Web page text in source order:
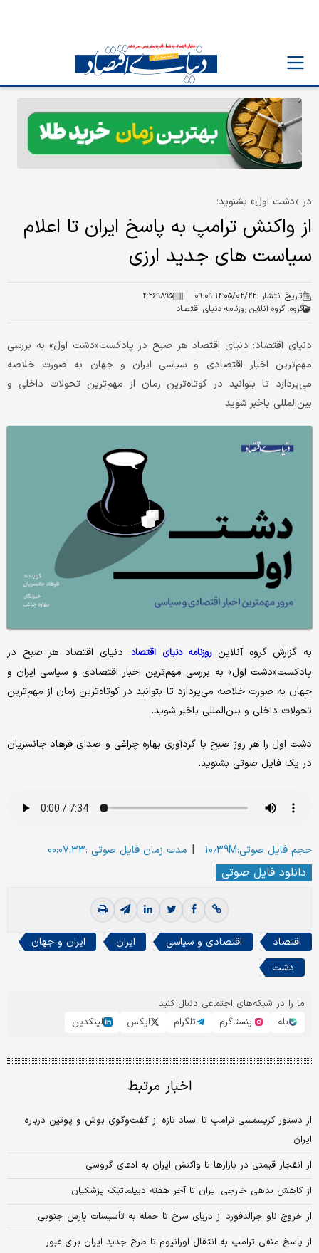
در «دشت اول» بشنوید؛
از واکنش ترامپ به پاسخ ایران تا اعلام
سیاست های جدید ارزی
تاریخ انتشار :۱۴۰۵/۰۲/۲۲ ۰۹:۰۹
۴۲۶۹۸۹۵
گروه: گروه آنلاین روزنامه دنیای اقتصاد
دنیای اقتصاد: دنیای اقتصاد هر صبح در پادکست«دشت اول» به بررسی
مهم‌ترین اخبار اقتصادی و سیاسی ایران و جهان به صورت خلاصه
می‌پردازد تا بتوانید در کوتاه‌ترین زمان از مهم‌ترین تحولات داخلی و
بین‌المللی باخبر شوید
به گزارش گروه آنلاینروزنامه دنیای اقتصاد؛ دنیای اقتصاد هر صبح در
پادکست«دشت اول» به بررسی مهم‌ترین اخبار اقتصادی و سیاسی ایران و
جهان به صورت خلاصه می‌پردازد تا بتوانید در کوتاه‌ترین زمان از مهم‌ترین
تحولات داخلی و بین‌المللی باخبر شوید.
‌دشت اول را هر روز صبح با گردآوری بهاره چراغی و صدای فرهاد جانسریان
در یک فایل صوتی بشنوید.
حجم فایل صوتی:10.39M | مدت زمان فایل صوتی :00:07:33
دانلود فایل صوتی
اقتصاد اقتصادی و سیاسی ایران
ایران و جهان
دشت
ما را در شبکه‌های اجتماعی دنبال کنید
بله
اینستاگرم تلگرام ایکس لینکدین
اخبار مرتبط
از دستور کریسمسی ترامپ تا اسناد تازه از گفت‌وگوی بوش و پوتین درباره
ایران
از انفجار قیمتی در بازارها تا واکنش ایران به ادعای گروسی
از کاهش بدهی خارجی ایران تا آخر هفته دیپلماتیک پزشکیان
از خروج ناو جرالدفورد از دریای سرخ تا حمله به تأسیسات پارس جنوبی
از پاسخ منفی ترامپ به انتقال اورانیوم تا طرح جدید ایران برای عبور